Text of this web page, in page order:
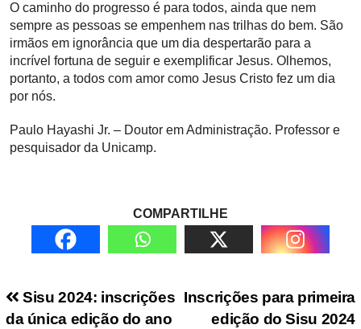
O caminho do progresso é para todos, ainda que nem
sempre as pessoas se empenhem nas trilhas do bem. São
irmãos em ignorância que um dia despertarão para a
incrível fortuna de seguir e exemplificar Jesus. Olhemos,
portanto, a todos com amor como Jesus Cristo fez um dia
por nós.
Paulo Hayashi Jr. – Doutor em Administração. Professor e
pesquisador da Unicamp.
COMPARTILHE
Navegação de PostInscrições para primeira
edição do Sisu 2024
Sisu 2024: inscrições
da única edição do ano